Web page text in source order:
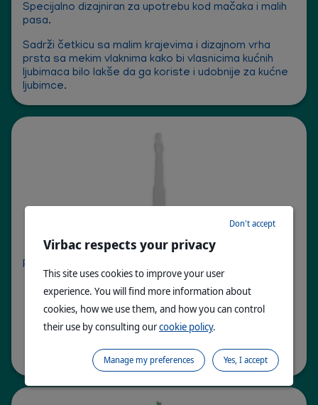
Specijalno dizajniran za upotrebu kod mačaka i malih
pasa.
Sadrži četkicu sa malim krajevima i dizajnom vrha
prsta sa mekim vlaknima kako bi vlasnicima kućnih
ljubimaca bilo lakše da ga koriste i udobnije za kućne
ljubimce.
C.E.T. Četkica za zube za mačke
Posebno je dizajniran za mačja usta.
Četkica je mekana, nežna i laka za upotrebu.
Duge, meke čekinje sa šiljastim čuperkom
omogućavaju pranje mačjih teško dostupnih
zadnjih zuba.
Virbac respects your privacy
This site uses cookies to improve your user
experience. You will find more information about
cookies, how we use them, and how you can control
their use by consulting ourcookie policy.
Don't accept
Yes, I accept
Manage my preferences